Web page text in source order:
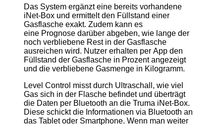
Das System ergänzt eine bereits vorhandene
iNet-Box und ermittelt den Füllstand einer
Gasflasche exakt. Zudem kann es
eine Prognose darüber abgeben, wie lange der
noch verbliebene Rest in der Gasflasche
ausreichen wird. Nutzer erhalten per App den
Füllstand der Gasflasche in Prozent angezeigt
und die verbliebene Gasmenge in Kilogramm.
Level Control misst durch Ultraschall, wie viel
Gas sich in der Flasche befindet und überträgt
die Daten per Bluetooth an die Truma iNet-Box.
Diese schickt die Informationen via Bluetooth an
das Tablet oder Smartphone. Wenn man weiter